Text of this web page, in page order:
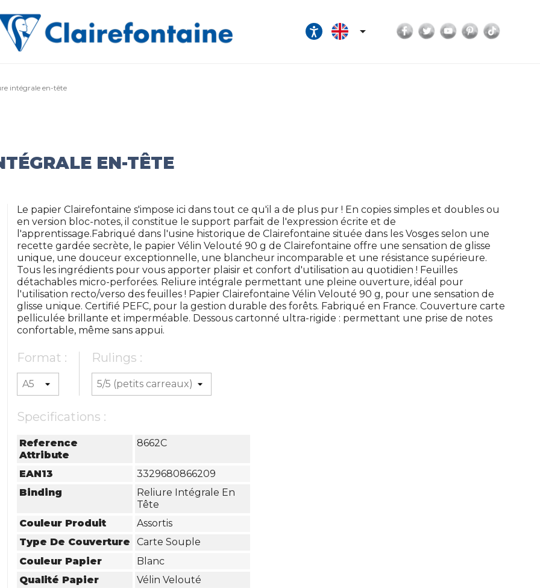
 Facebook
TwitterYouTubePinterest
intégrale en-tête
EN-TÊTE
Le papier Clairefontaine s'impose ici dans tout ce qu'il a de plus pur ! En copies simples et doubles ou
en version bloc-notes, il constitue le support parfait de l'expression écrite et de
l'apprentissage.Fabriqué dans l'usine historique de Clairefontaine située dans les Vosges selon une
recette gardée secrète, le papier Vélin Velouté 90 g de Clairefontaine offre une sensation de glisse
unique, une douceur exceptionnelle, une blancheur incomparable et une résistance supérieure.
Tous les ingrédients pour vous apporter plaisir et confort d'utilisation au quotidien ! Feuilles
détachables micro-perforées. Reliure intégrale permettant une pleine ouverture, idéal pour
l'utilisation recto/verso des feuilles ! Papier Clairefontaine Vélin Velouté 90 g, pour une sensation de
glisse unique. Certifié PEFC, pour la gestion durable des forêts. Fabriqué en France. Couverture carte
pelliculée brillante et imperméable. Dessous cartonné ultra-rigide : permettant une prise de notes
confortable, même sans appui.
Format : Rulings :
Specifications :
Reference
Attribute
8662C
EAN13
3329680866209
Binding
Reliure Intégrale En
Tête
Couleur Produit
Assortis
Type De Couverture
Carte Souple
Couleur Papier
Blanc
Qualité Papier
Vélin Velouté